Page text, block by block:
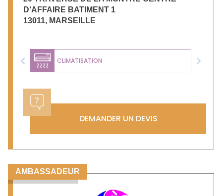
D'AFFAIRE BATIMENT 1
13011, MARSEILLE
CLIMATISATION
Previous Next
DEMANDER UN DEVIS
AMBASSADEUR